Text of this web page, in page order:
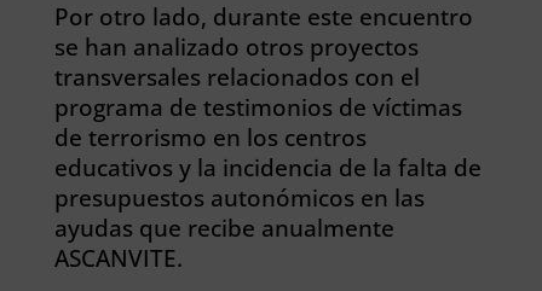
Por otro lado, durante este encuentro
se han analizado otros proyectos
transversales relacionados con el
programa de testimonios de víctimas
de terrorismo en los centros
educativos y la incidencia de la falta de
presupuestos autonómicos en las
ayudas que recibe anualmente
ASCANVITE.